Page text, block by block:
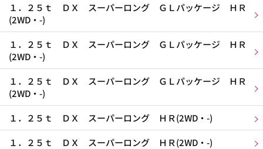
１．２５ｔ ＤＸ スーパーロング ＧＬパッケージ ＨＲ
(2WD・-)
１．２５ｔ ＤＸ スーパーロング ＧＬパッケージ ＨＲ
(2WD・-)
１．２５ｔ ＤＸ スーパーロング ＧＬパッケージ ＨＲ
(2WD・-)
１．２５ｔ ＤＸ スーパーロング ＨＲ(2WD・-)
１．２５ｔ ＤＸ スーパーロング ＨＲ(2WD・-)